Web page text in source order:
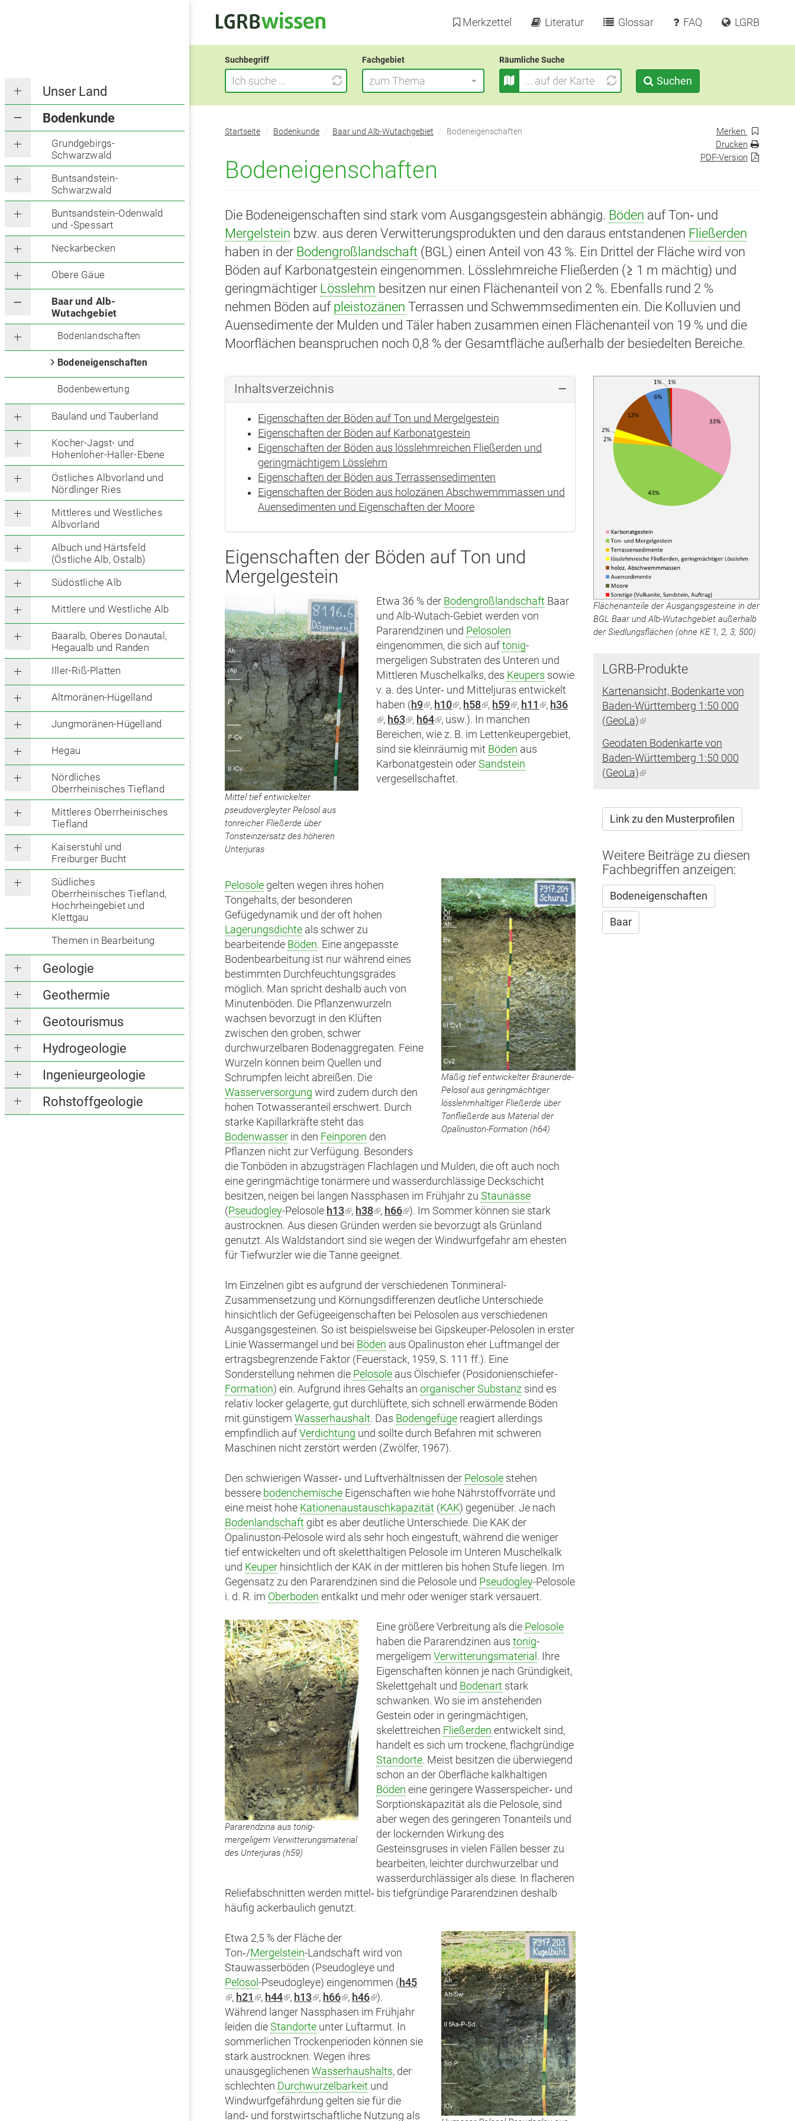
Unser Land
Bodenkunde
Grundgebirgs-
Schwarzwald
Buntsandstein-
Schwarzwald
Buntsandstein-Odenwald
und -Spessart
Neckarbecken
Obere Gäue
Baar und Alb-
Wutachgebiet
Bodenlandschaften
Bodeneigenschaften
Bodenbewertung
Bauland und Tauberland
Kocher-Jagst- und
Hohenloher-Haller-Ebene
Östliches Albvorland und
Nördlinger Ries
Mittleres und Westliches
Albvorland
Albuch und Härtsfeld
(Östliche Alb, Ostalb)
Südöstliche Alb
Mittlere und Westliche Alb
Baaralb, Oberes Donautal,
Hegaualb und Randen
Iller-Riß-Platten
Altmoränen-Hügelland
Jungmoränen-Hügelland
Hegau
Nördliches
Oberrheinisches Tiefland
Mittleres Oberrheinisches
Tiefland
Kaiserstuhl und
Freiburger Bucht
Südliches
Oberrheinisches Tiefland,
Hochrheingebiet und
Klettgau
Themen in Bearbeitung
Geologie
Geothermie
Geotourismus
Hydrogeologie
Ingenieurgeologie
Rohstoffgeologie
Merkzettel Literatur Glossar FAQ LGRB
Suchbegriff Fachgebiet
zum Thema
Räumliche Suche
Suchen
Startseite Bodenkunde Baar und Alb-Wutachgebiet Bodeneigenschaften
Bodeneigenschaften
Merken
Drucken
PDF-Version
Die Bodeneigenschaften sind stark vom Ausgangsgestein abhängig. Böden auf Ton‑ und
Mergelstein bzw. aus deren Verwitterungsprodukten und den daraus entstandenen Fließerden
haben in der Bodengroßlandschaft (BGL) einen Anteil von 43 %. Ein Drittel der Fläche wird von
Böden auf Karbonatgestein eingenommen. Lösslehmreiche Fließerden (≥ 1 m mächtig) und
geringmächtiger Lösslehm besitzen nur einen Flächenanteil von 2 %. Ebenfalls rund 2 %
nehmen Böden auf pleistozänen Terrassen und Schwemmsedimenten ein. Die Kolluvien und
Auensedimente der Mulden und Täler haben zusammen einen Flächenanteil von 19 % und die
Moorflächen beanspruchen noch 0,8 % der Gesamtfläche außerhalb der besiedelten Bereiche.
Inhaltsverzeichnis
Eigenschaften der Böden auf Ton und Mergelgestein
Eigenschaften der Böden auf Karbonatgestein
Eigenschaften der Böden aus lösslehmreichen Fließerden und
geringmächtigem Lösslehm
Eigenschaften der Böden aus Terrassensedimenten
Eigenschaften der Böden aus holozänen Abschwemmmassen und
Auensedimenten und Eigenschaften der Moore
Eigenschaften der Böden auf Ton und
Mergelgestein
Mittel tief entwickelter
pseudovergleyter Pelosol aus
tonreicher Fließerde über
Tonsteinzersatz des höheren
Unterjuras
Etwa 36 % der Bodengroßlandschaft Baar
und Alb-Wutach-Gebiet werden von
Pararendzinen und Pelosolen
eingenommen, die sich auftonig-
mergeligen Substraten des Unteren und
Mittleren Muschelkalks, des Keupers sowie
v. a. des Unter‑ und Mitteljuras entwickelt
haben (h9(Link
ist
extern)
, h10(Link
ist
extern)
, h58(Link
ist
extern)
, h59(Link
ist
extern)
, h11 (Link
extern)
, h36
(Link
ist
extern)
, h63(Link
ist
extern)
, h64(Link
ist
extern)
, usw.). In manchen
Bereichen, wie z. B. im Lettenkeupergebiet,
sind sie kleinräumig mit Böden aus
Karbonatgestein oderSandstein
vergesellschaftet.
Mäßig tief entwickelter Braunerde-
Pelosol aus geringmächtiger
lösslehmhaltiger Fließerde über
Tonfließerde aus Material der
Opalinuston-Formation (h64)
Pelosole gelten wegen ihres hohen
Tongehalts, der besonderen
Gefügedynamik und der oft hohen
Lagerungsdichte als schwer zu
bearbeitende Böden. Eine angepasste
Bodenbearbeitung ist nur während eines
bestimmten Durchfeuchtungsgrades
möglich. Man spricht deshalb auch von
Minutenböden. Die Pflanzenwurzeln
wachsen bevorzugt in den Klüften
zwischen den groben, schwer
durchwurzelbaren Bodenaggregaten. Feine
Wurzeln können beim Quellen und
Schrumpfen leicht abreißen. Die
Wasserversorgung wird zudem durch den
hohen Totwasseranteil erschwert. Durch
starke Kapillarkräfte steht das
Bodenwasser in den Feinporen den
Pflanzen nicht zur Verfügung. Besonders
die Tonböden in abzugsträgen Flachlagen und Mulden, die oft auch noch
eine geringmächtige tonärmere und wasserdurchlässige Deckschicht
besitzen, neigen bei langen Nassphasen im Frühjahr zu Staunässe
(Pseudogley-Pelosole h13(Link
ist
extern)
, h38(Link
ist
extern)
, h66(Link
ist
extern)
). Im Sommer können sie stark
austrocknen. Aus diesen Gründen werden sie bevorzugt als Grünland
genutzt. Als Waldstandort sind sie wegen der Windwurfgefahr am ehesten
für Tiefwurzler wie die Tanne geeignet.
Im Einzelnen gibt es aufgrund der verschiedenen Tonmineral-
Zusammensetzung und Körnungsdifferenzen deutliche Unterschiede
hinsichtlich der Gefügeeigenschaften bei Pelosolen aus verschiedenen
Ausgangsgesteinen. So ist beispielsweise bei Gipskeuper-Pelosolen in erster
Linie Wassermangel und bei Böden aus Opalinuston eher Luftmangel der
ertragsbegrenzende Faktor (Feuerstack, 1959, S. 111 ff.). Eine
Sonderstellung nehmen die Pelosole aus Ölschiefer (Posidonienschiefer-
Formation) ein. Aufgrund ihres Gehalts an organischer Substanz sind es
relativ locker gelagerte, gut durchlüftete, sich schnell erwärmende Böden
mit günstigem Wasserhaushalt. Das Bodengefüge reagiert allerdings
empfindlich auf Verdichtung und sollte durch Befahren mit schweren
Maschinen nicht zerstört werden (Zwölfer, 1967).
Den schwierigen Wasser‑ und Luftverhältnissen der Pelosole stehen
bessere bodenchemische Eigenschaften wie hohe Nährstoffvorräte und
eine meist hohe Kationenaustauschkapazität (KAK) gegenüber. Je nach
Bodenlandschaft gibt es aber deutliche Unterschiede. Die KAK der
Opalinuston-Pelosole wird als sehr hoch eingestuft, während die weniger
tief entwickelten und oft skeletthaltigen Pelosole im Unteren Muschelkalk
und Keuper hinsichtlich der KAK in der mittleren bis hohen Stufe liegen. Im
Gegensatz zu den Pararendzinen sind die Pelosole und Pseudogley-Pelosole
i. d. R. im Oberboden entkalkt und mehr oder weniger stark versauert.
Pararendzina aus tonig-
mergeligem Verwitterungsmaterial
des Unterjuras (h59)
Eine größere Verbreitung als die Pelosole
haben die Pararendzinen austonig-
mergeligemVerwitterungsmaterial . Ihre
Eigenschaften können je nach Gründigkeit,
Skelettgehalt und Bodenart stark
schwanken. Wo sie im anstehenden
Gestein oder in geringmächtigen,
skelettreichen Fließerden entwickelt sind,
handelt es sich um trockene, flachgründige
Standorte. Meist besitzen die überwiegend
schon an der Oberfläche kalkhaltigen
Böden eine geringere Wasserspeicher‑ und
Sorptionskapazität als die Pelosole, sind
aber wegen des geringeren Tonanteils und
der lockernden Wirkung des
Gesteinsgruses in vielen Fällen besser zu
bearbeiten, leichter durchwurzelbar und
wasserdurchlässiger als diese. In flacheren
Reliefabschnitten werden mittel‑ bis tiefgründige Pararendzinen deshalb
häufig ackerbaulich genutzt.
Etwa 2,5 % der Fläche der
Ton‑/Mergelstein-Landschaft wird von
Stauwasserböden (Pseudogleye und
Pelosol -Pseudogleye) eingenommen (h45
(Link
ist
extern)
, h21 (Link
ist
extern)
, h44(Link
ist
extern)
, h13(Link
ist
extern)
, h66(Link
ist
extern)
, h46(Link
ist
extern)
).
Während langer Nassphasen im Frühjahr
leiden die Standorte unter Luftarmut. In
sommerlichen Trockenperioden können sie
stark austrocknen. Wegen ihres
unausgeglichenen Wasserhaushalts, der
schlechten Durchwurzelbarkeit und
Windwurfgefährdung gelten sie für die
land‑ und forstwirtschaftliche Nutzung als
Flächenanteile der Ausgangsgesteine in der
BGL Baar und Alb-Wutachgebiet außerhalb
der Siedlungsflächen (ohne KE 1, 2, 3, 500)
LGRB-Produkte
Kartenansicht, Bodenkarte von
Baden-Württemberg 1:50 000
(GeoLa)(Link
extern)
Geodaten Bodenkarte von
Baden-Württemberg 1:50 000
(GeoLa)(Link
Link zu den Musterprofilen
Weitere Beiträge zu diesen
Fachbegriffen anzeigen:
Bodeneigenschaften
Baar